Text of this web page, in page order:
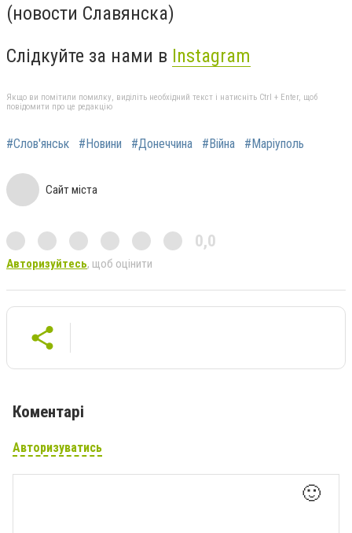
(новости Славянска)
Слідкуйте за нами в Instagram
Якщо ви помітили помилку, виділіть необхідний текст і натисніть Ctrl + Enter, щоб
повідомити про це редакцію
#Слов'янськ #Новини #Донеччина #Війна #Маріуполь
Сайт міста
0,0
Авторизуйтесь, щоб оцінити
Коментарі
Авторизуватись
🙂